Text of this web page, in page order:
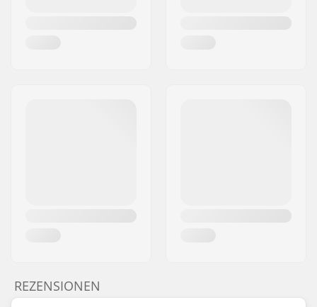
REZENSIONEN